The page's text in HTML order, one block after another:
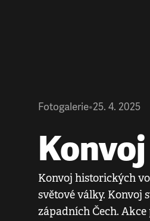
Fotogalerie•25. 4. 2025
Konvoj historických
světové války. Konvoj
západních Čech.